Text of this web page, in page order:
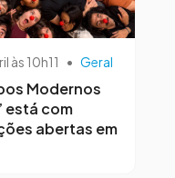
às 10h11 • Geral
Modernos
está com
abertas em